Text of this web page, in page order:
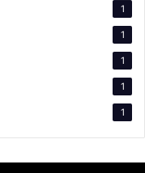
1
1
1
1
1